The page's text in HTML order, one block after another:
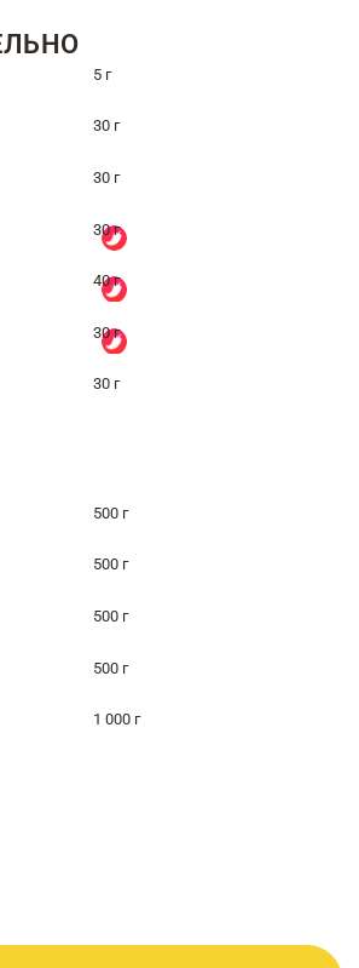
5 г
30 г
30 г
30 г
40 г
30 г
30 г
500 г
500 г
500 г
500 г
1 000 г